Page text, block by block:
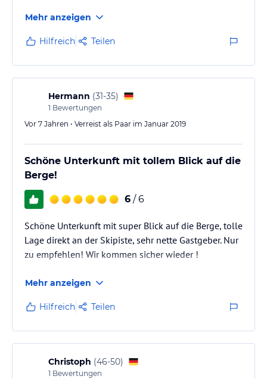
Mehr anzeigen
Hilfreich Teilen
Hermann (31-35)
1 Bewertungen
Vor 7 Jahren • Verreist als Paar im Januar 2019
Schöne Unterkunft mit tollem Blick auf die
Berge!
6 / 6
Schöne Unterkunft mit super Blick auf die Berge, tolle
Lage direkt an der Skipiste, sehr nette Gastgeber. Nur
zu empfehlen! Wir kommen sicher wieder !
Mehr anzeigen
Hilfreich Teilen
Christoph (46-50)
1 Bewertungen